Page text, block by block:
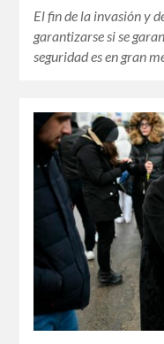
El fin de la invasión y
garantizarse si se
seguridad es en gran